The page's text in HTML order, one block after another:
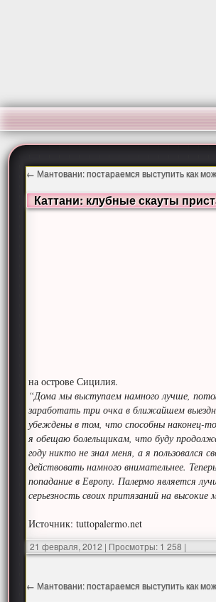
← Мантовани: постараемся выступить как
Каттани: клубные скауты
на острове Сицилия.
“Дома мы выступаем намного лучше,
заработать три очка в ближайшем
убеждены в том, что способны наконец-
я обещаю болельщикам, что буду
году никто не знал меня, а я пользовался
действовать намного внимательнее.
попадание в Европу. Палермо является
серьезность своих притязаний на
Источник: tuttopalermo.net
21 февраля, 2012 | Просмотры: 1 258 |
← Мантовани: постараемся выступить как